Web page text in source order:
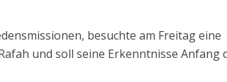
besuchte am Freitag eine
und soll seine Erkenntnisse Anfang